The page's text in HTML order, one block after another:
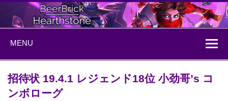
Skip
content
BeerBrick
Hearthstone
MENU
招待状 19.4.1 レジェンド18位 小劲哥’s コ
ンボローグ